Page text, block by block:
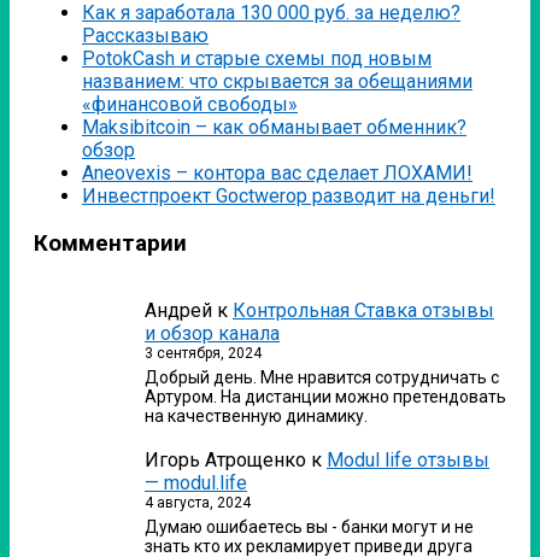
Как я заработала 130 000 руб. за неделю?
Рассказываю
PotokCash и старые схемы под новым
названием: что скрывается за обещаниями
«финансовой свободы»
Мaksibitcoin – как обманывает обменник?
обзор
Аneovexis – контора вас сделает ЛОХАМИ!
Инвестпроект Goctwerop разводит на деньги!
Комментарии
Андрей к Контрольная Ставка отзывы
и обзор канала
3 сентября, 2024
Добрый день. Мне нравится сотрудничать с
Артуром. На дистанции можно претендовать
на качественную динамику.
Игорь Атрощенко к Modul life отзывы
— modul.life
4 августа, 2024
Думаю ошибаетесь вы - банки могут и не
знать кто их рекламирует приведи друга